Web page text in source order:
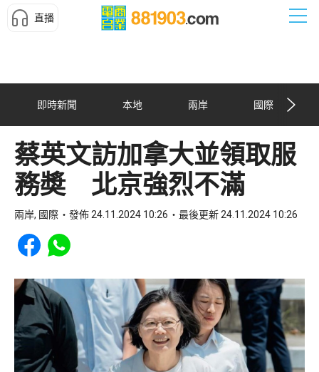
直播
即時新聞 本地 兩岸 國際
蔡英文訪加拿大並領取服
務奬 北京強烈不滿
兩岸, 國際 發佈 24.11.2024 10:26 最後更新 24.11.2024 10:26
Share to Facebook
Share to WhatsApp